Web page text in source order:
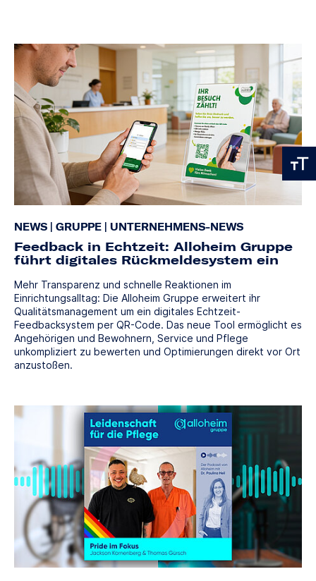
NEWS GRUPPE UNTERNEHMENS-NEWS
Feedback in Echtzeit: Alloheim Gruppe
führt digitales Rückmeldesystem ein
Mehr Transparenz und schnelle Reaktionen im
Einrichtungsalltag: Die Alloheim Gruppe erweitert ihr
Qualitätsmanagement um ein digitales Echtzeit-
Feedbacksystem per QR-Code. Das neue Tool ermöglicht es
Angehörigen und Bewohnern, Service und Pflege
unkompliziert zu bewerten und Optimierungen direkt vor Ort
anzustoßen.